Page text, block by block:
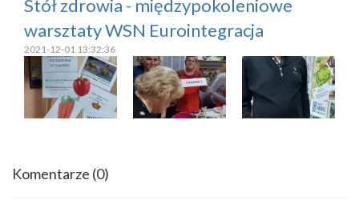
Stół zdrowia - międzypokoleniowe
warsztaty WSN Eurointegracja
2021-12-01 13:32:36
Komentarze (0)